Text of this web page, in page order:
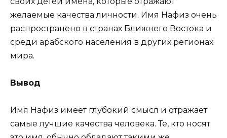
желаемые качества личности. Имя Нафиз очень
распространено в странах Ближнего Востока и
среди арабского населения в других регионах
мира.
Вывод
Имя Нафиз имеет глубокий смысл и отражает
самые лучшие качества человека. Те, кто носят